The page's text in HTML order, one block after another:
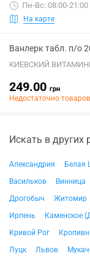
Пн-Вс: 08:00-21:00
На карте
Ванлерк табл. п/о
КИЕВСКИЙ
249.00 грн
Недостаточно товаров
Искать в других
Александрия Белая
Васильков
Винница
Дрогобыч
Житомир
Ирпень
Каменское
Кривой Рог
Луцк
Львов